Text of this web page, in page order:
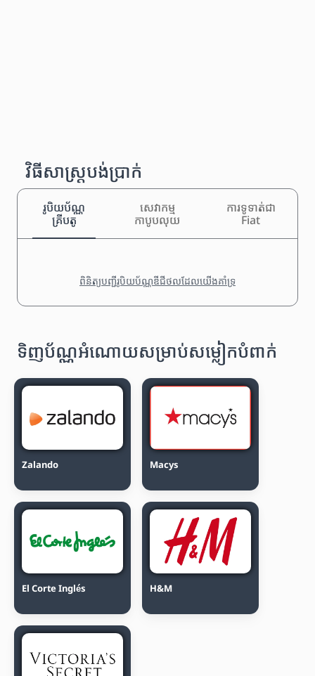
វិធីសាស្រ្តបង់ប្រាក់
រូបិយប័ណ្ណ
គ្រីបតូ
សេវាកម្ម
កាបូបលុយ
ការទូទាត់ជា
Fiat
ពិនិត្យបញ្ជីរូបិយប័ណ្ណឌីជីថលដែលយើងគាំទ្រ
ទិញប័ណ្ណអំណោយសម្រាប់សម្លៀកបំពាក់
Zalando Macys
El Corte Inglés H&M